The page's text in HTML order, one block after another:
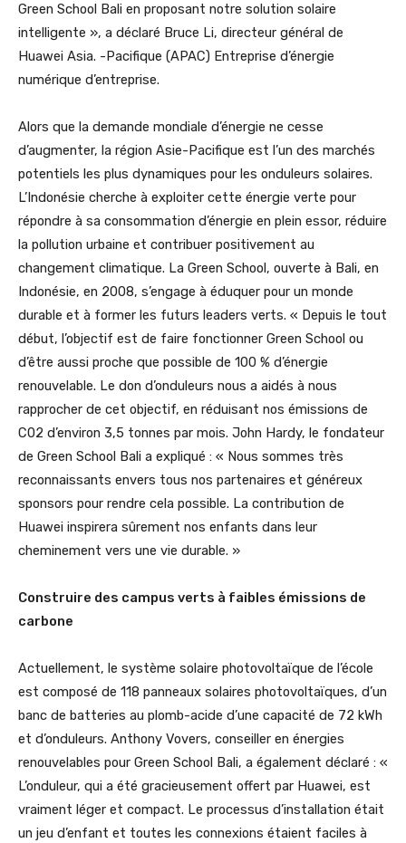
Green School Bali en proposant notre solution solaire
intelligente », a déclaré Bruce Li, directeur général de
Huawei Asia. -Pacifique (APAC) Entreprise d’énergie
numérique d’entreprise.
Alors que la demande mondiale d’énergie ne cesse
d’augmenter, la région Asie-Pacifique est l’un des marchés
potentiels les plus dynamiques pour les onduleurs solaires.
L’Indonésie cherche à exploiter cette énergie verte pour
répondre à sa consommation d’énergie en plein essor, réduire
la pollution urbaine et contribuer positivement au
changement climatique. La Green School, ouverte à Bali, en
Indonésie, en 2008, s’engage à éduquer pour un monde
durable et à former les futurs leaders verts. « Depuis le tout
début, l’objectif est de faire fonctionner Green School ou
d’être aussi proche que possible de 100 % d’énergie
renouvelable. Le don d’onduleurs nous a aidés à nous
rapprocher de cet objectif, en réduisant nos émissions de
C02 d’environ 3,5 tonnes par mois. John Hardy, le fondateur
de Green School Bali a expliqué : « Nous sommes très
reconnaissants envers tous nos partenaires et généreux
sponsors pour rendre cela possible. La contribution de
Huawei inspirera sûrement nos enfants dans leur
cheminement vers une vie durable. »
Construire des campus verts à faibles émissions de
carbone
Actuellement, le système solaire photovoltaïque de l’école
est composé de 118 panneaux solaires photovoltaïques, d’un
banc de batteries au plomb-acide d’une capacité de 72 kWh
et d’onduleurs. Anthony Vovers, conseiller en énergies
renouvelables pour Green School Bali, a également déclaré : «
L’onduleur, qui a été gracieusement offert par Huawei, est
vraiment léger et compact. Le processus d’installation était
un jeu d’enfant et toutes les connexions étaient faciles à